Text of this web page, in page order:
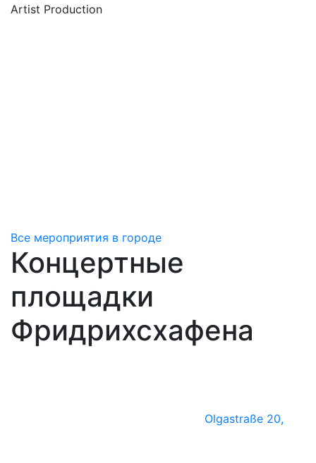
Artist Production
Все мероприятия в городе
Концертные
площадки
Фридрихсхафена
Olgastraße 20,